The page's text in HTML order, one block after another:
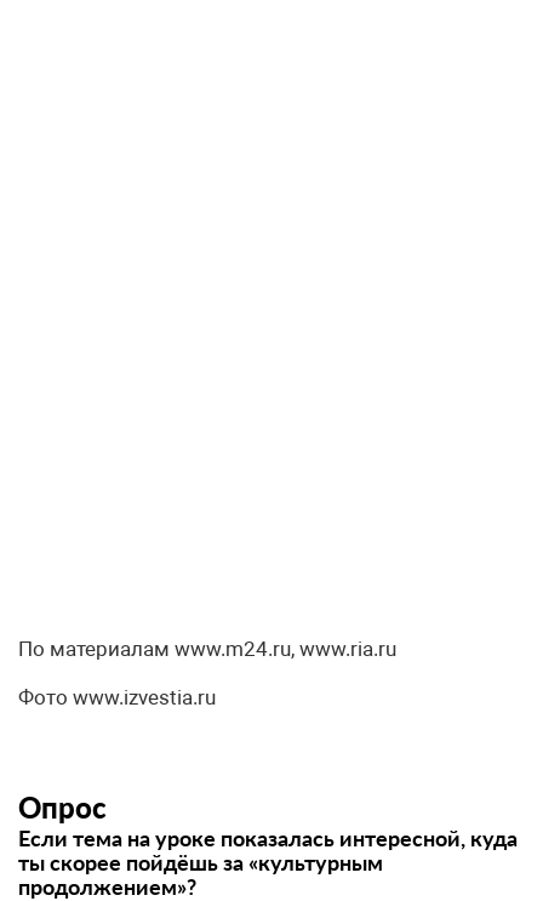
По материалам www.m24.ru, www.ria.ru
Фото www.izvestia.ru
Опрос
Если тема на уроке показалась интересной, куда
ты скорее пойдёшь за «культурным
продолжением»?